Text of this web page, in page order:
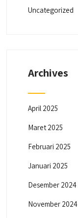
Uncategorized
Archives
April 2025
Maret 2025
Februari 2025
Januari 2025
Desember 2024
November 2024